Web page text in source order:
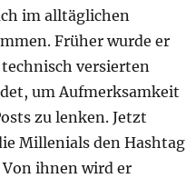
im alltäglichen
Früher wurde er
versierten
um Aufmerksamkeit
zu lenken. Jetzt
Millenials den Hashtag
ihnen wird er